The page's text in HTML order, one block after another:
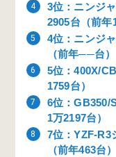
3位：ニンジ
2905台（前年
4位：ニンジ
（前年──台）
5位：400X/
1759台）
6位：GB350/
1万2197台）
7位：YZF-R3
（前年463台）